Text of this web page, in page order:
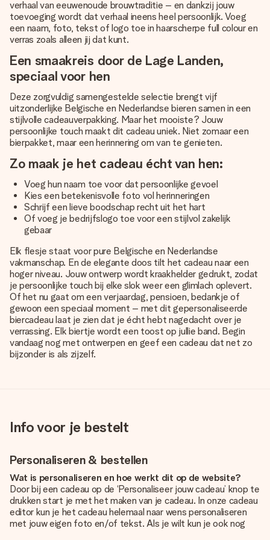
verhaal van eeuwenoude brouwtraditie – en dankzij jouw
toevoeging wordt dat verhaal ineens heel persoonlijk. Voeg
een naam, foto, tekst of logo toe in haarscherpe full colour en
verras zoals alleen jij dat kunt.
Een smaakreis door de Lage Landen,
speciaal voor hen
Deze zorgvuldig samengestelde selectie brengt vijf
uitzonderlijke Belgische en Nederlandse bieren samen in een
stijlvolle cadeauverpakking. Maar het mooiste? Jouw
persoonlijke touch maakt dit cadeau uniek. Niet zomaar een
bierpakket, maar een herinnering om van te genieten.
Zo maak je het cadeau écht van hen:
Voeg hun naam toe voor dat persoonlijke gevoel
Kies een betekenisvolle foto vol herinneringen
Schrijf een lieve boodschap recht uit het hart
Of voeg je bedrijfslogo toe voor een stijlvol zakelijk
gebaar
Elk flesje staat voor pure Belgische en Nederlandse
vakmanschap. En de elegante doos tilt het cadeau naar een
hoger niveau. Jouw ontwerp wordt kraakhelder gedrukt, zodat
je persoonlijke touch bij elke slok weer een glimlach oplevert.
Of het nu gaat om een verjaardag, pensioen, bedankje of
gewoon een speciaal moment – met dit gepersonaliseerde
biercadeau laat je zien dat je écht hebt nagedacht over je
verrassing. Elk biertje wordt een toost op jullie band. Begin
vandaag nog met ontwerpen en geef een cadeau dat net zo
bijzonder is als zijzelf.
Info voor je bestelt
Personaliseren & bestellen
Wat is personaliseren en hoe werkt dit op de website?
Door bij een cadeau op de ‘Personaliseer jouw cadeau’ knop te
drukken start je met het maken van je cadeau. In onze cadeau
editor kun je het cadeau helemaal naar wens personaliseren
met jouw eigen foto en/of tekst. Als je wilt kun je ook nog